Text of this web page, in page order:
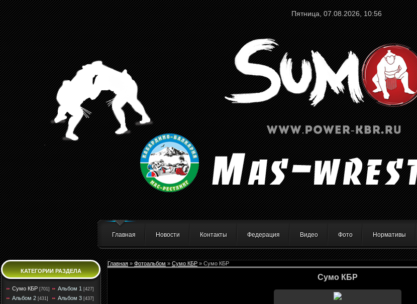
Пятница, 07.08.2026, 10:56
Главная Новости Контакты Федерация Видео Фото Нормативы
КАТЕГОРИИ РАЗДЕЛА
Сумо КБР [701] Альбом 1 [427]
Альбом 2 [431] Альбом 3 [437]
Главная » Фотоальбом » Сумо КБР » Сумо КБР
Сумо КБР